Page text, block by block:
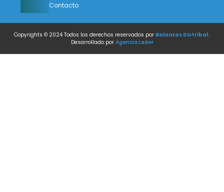
Contacto
Copyrights © 2024 Todos los derechos reservados por Balanzas Distribal.
Desarrollado por Agencia Lader